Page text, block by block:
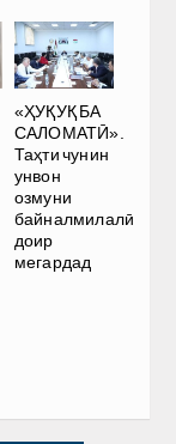
«ҲУҚУҚ БА
САЛОМАТӢ».
Таҳти чунин
унвон
озмуни
байналмилалӣ
доир
мегардад